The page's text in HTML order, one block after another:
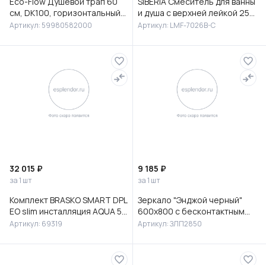
см, DK100, горизонтальный
сифон 60 мм, матовый
Артикул: 59980582000
и душа с верхней лейкой 25
см, с изливом, латунь, хром,
Артикул: LMF-7026B-C
32 015 ₽
за 1 шт
Комплект BRASKO SMART DPL
EO slim инсталляция AQUA 50
PRIME P кнопка ACCENTO
Артикул: 69319
9 185 ₽
за 1 шт
Зеркало "Энджой черный"
600х800 с бесконтактным
сенсором и холодной
Артикул: ЗЛП2850